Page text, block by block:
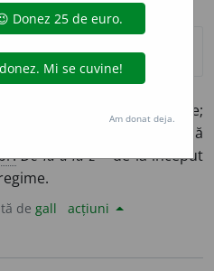
a alfabetului limbii române;
literă (vocală deschisă
De la a la z= de la început
de gall acțiuni
Am donat deja.